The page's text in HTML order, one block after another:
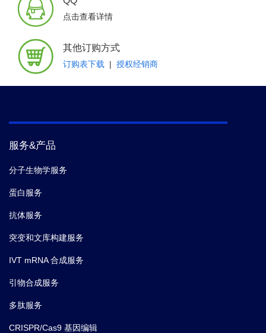
点击查看详情
其他订购方式
订购表下载 | 授权经销商
服务&产品
分子生物学服务
蛋白服务
抗体服务
突变和文库构建服务
IVT mRNA 合成服务
引物合成服务
多肽服务
CRISPR/Cas9 基因编辑